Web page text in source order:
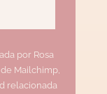
por Rosa
Mailchimp,
relacionada